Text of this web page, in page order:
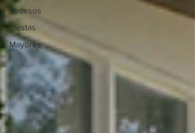
Sucesos
Fiestas
Mayores